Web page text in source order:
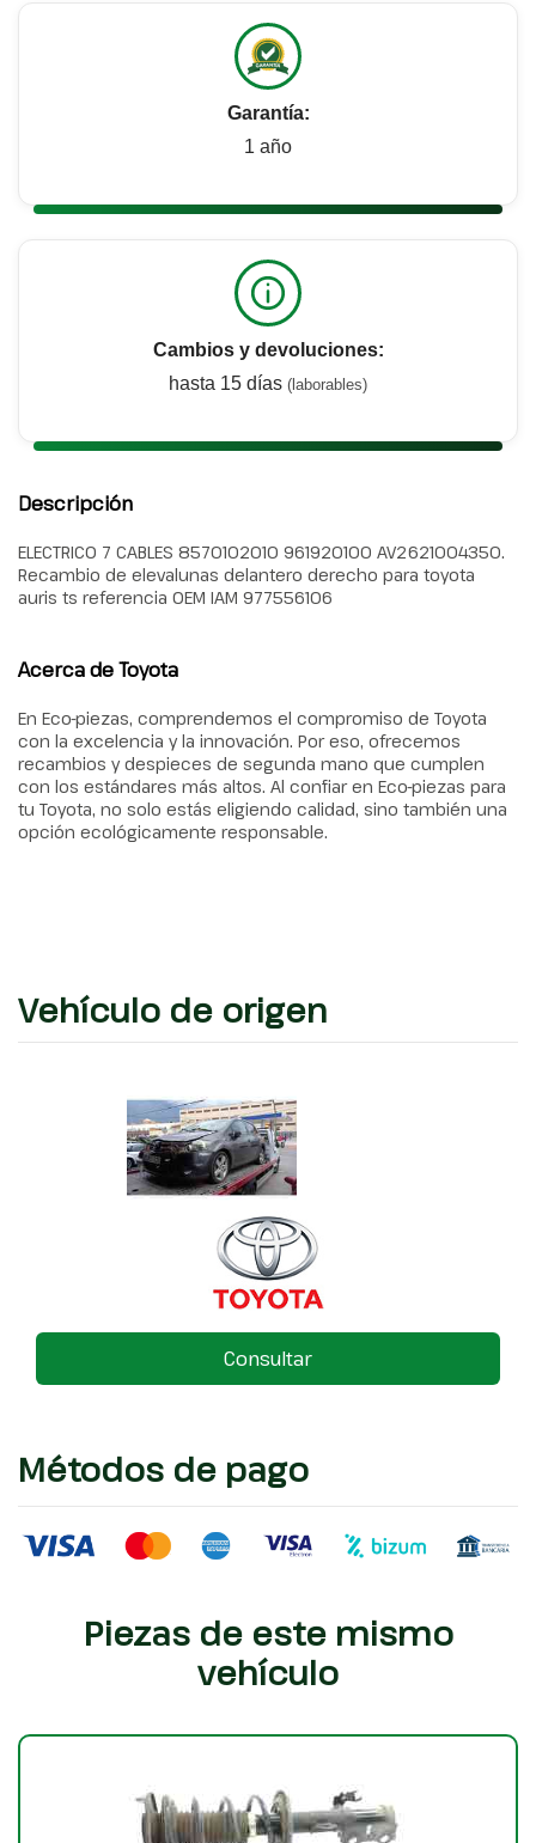
Garantía:
1 año
Cambios y devoluciones:
hasta 15 días (laborables)
Descripción
ELECTRICO 7 CABLES 8570102010 961920100 AV2621004350.
Recambio de elevalunas delantero derecho para toyota
auris ts referencia OEM IAM 977556106
Acerca de Toyota
En Eco-piezas, comprendemos el compromiso de Toyota
con la excelencia y la innovación. Por eso, ofrecemos
recambios y despieces de segunda mano que cumplen
con los estándares más altos. Al confiar en Eco-piezas para
tu Toyota, no solo estás eligiendo calidad, sino también una
opción ecológicamente responsable.
Vehículo de origen
Consultar
Métodos de pago
Piezas de este mismo
vehículo